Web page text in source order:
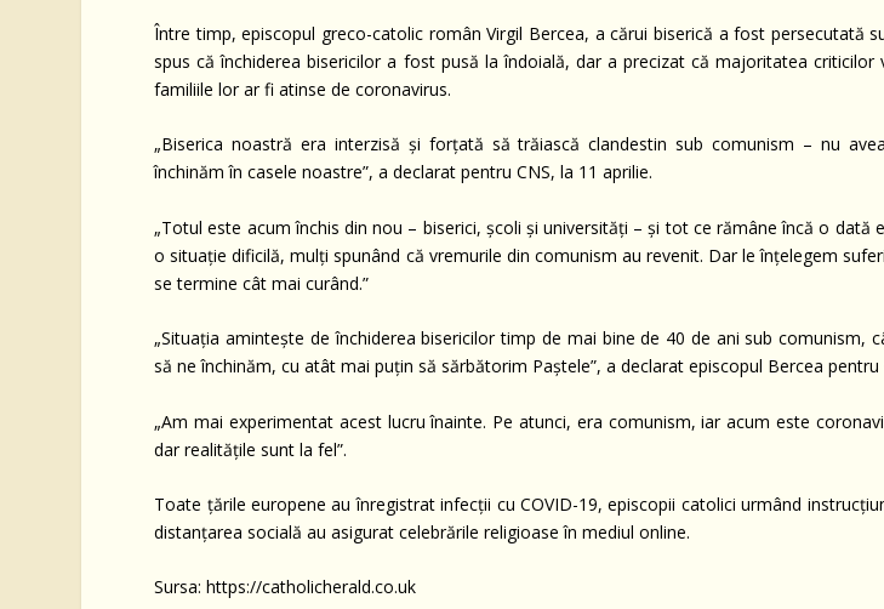
Între timp, episcopul greco-catolic român Virgil Bercea, a cărui biserică a fost persecutată
spus că închiderea bisericilor a fost pusă la îndoială, dar a precizat că majoritatea criticilor
familiile lor ar fi atinse de coronavirus.
„Biserica noastră era interzisă și forțată să trăiască clandestin sub comunism – nu
închinăm în casele noastre”, a declarat pentru CNS, la 11 aprilie.
„Totul este acum închis din nou – biserici, școli și universități – și tot ce rămâne încă o dată
o situație dificilă, mulți spunând că vremurile din comunism au revenit. Dar le înțelegem
se termine cât mai curând.”
„Situația amintește de închiderea bisericilor timp de mai bine de 40 de ani sub comunism,
să ne închinăm, cu atât mai puțin să sărbătorim Paștele”, a declarat episcopul Bercea pentru
„Am mai experimentat acest lucru înainte. Pe atunci, era comunism, iar acum este
dar realitățile sunt la fel”.
Toate țările europene au înregistrat infecții cu COVID-19, episcopii catolici urmând
distanțarea socială au asigurat celebrările religioase în mediul online.
Sursa: https://catholicherald.co.uk